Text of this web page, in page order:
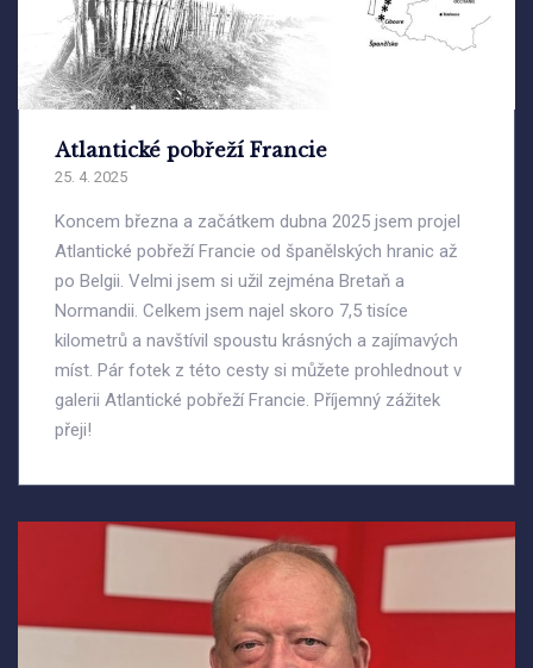
Atlantické pobřeží Francie
25. 4. 2025
Koncem března a začátkem dubna 2025 jsem projel
Atlantické pobřeží Francie od španělských hranic až
po Belgii. Velmi jsem si užil zejména Bretaň a
Normandii. Celkem jsem najel skoro 7,5 tisíce
kilometrů a navštívil spoustu krásných a zajímavých
míst. Pár fotek z této cesty si můžete prohlednout v
galerii Atlantické pobřeží Francie. Příjemný zážitek
přeji!